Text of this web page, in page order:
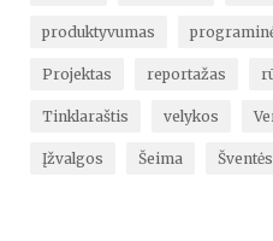
produktyvumas
Projektas reportažas
Tinklaraštis velykos
Įžvalgos Šeima Šventės